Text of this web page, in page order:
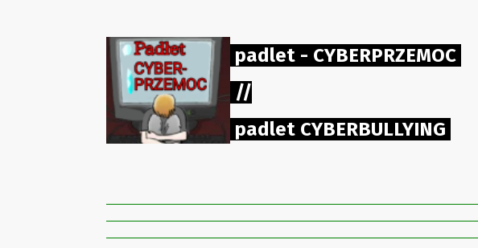
padlet - CYBERPRZEMOC
//
padlet CYBERBULLYING